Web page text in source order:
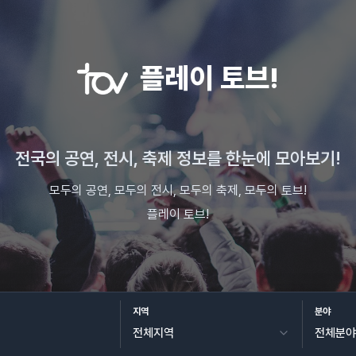
플레이 토브!
전국의 공연, 전시, 축제 정보를 한눈에 모아보기!
모두의 공연, 모두의 전시, 모두의 축제, 모두의 토브!
플레이 토브!
지역 분야